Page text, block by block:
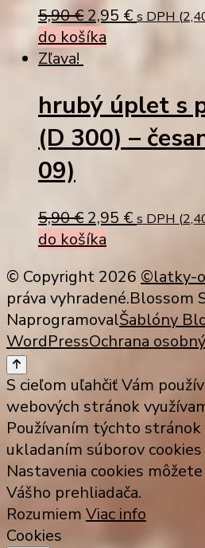
5,90€ Original
price
2,95 €Current
s DPH (
do košíka
Zľava!
hrubý úplet s
(D 300) –
09)
5,90€ Original
price
5,90 €.
2,95 €Current
2,95 €.
s DPH (
do košíka
© Copyright 2026 ©latky-
práva vyhradené.Blossom
NaprogramovalŠablóny
WordPressOchrana
S cieľom uľahčiť Vám
webových stránok
Používaním týchto
ukladaním súborov
Nastavenia cookies
Vášho prehliadača.
Rozumiem Viac info
Cookies